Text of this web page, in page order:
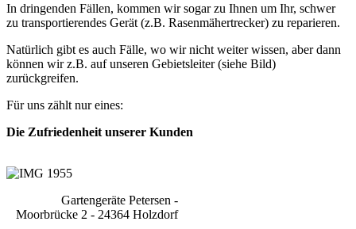
In dringenden Fällen, kommen wir sogar zu Ihnen um Ihr, schwer
zu transportierendes Gerät (z.B. Rasenmähertrecker) zu reparieren.
Natürlich gibt es auch Fälle, wo wir nicht weiter wissen, aber dann
können wir z.B. auf unseren Gebietsleiter (siehe Bild)
zurückgreifen.
Für uns zählt nur eines:
Die Zufriedenheit unserer Kunden
Gartengeräte Petersen -
Moorbrücke 2 - 24364 Holzdorf